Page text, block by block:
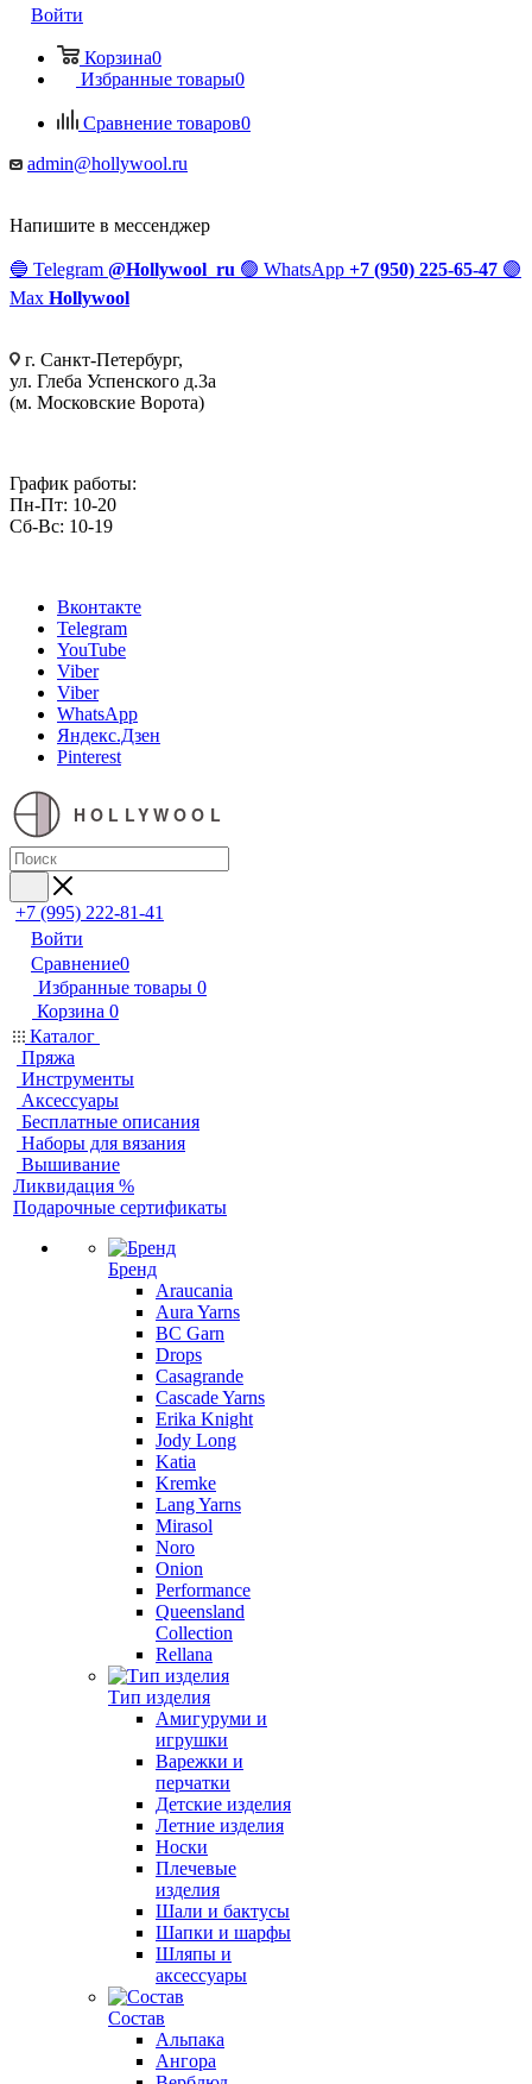
Войти
Корзина0
Избранные товары0
Сравнение товаров0
admin@hollywool.ru
Напишите в мессенджер
🔵 Telegram @Hollywool_ru 🟢 WhatsApp +7 (950) 225-65-47 🟣
Max Hollywool
г. Санкт-Петербург,
ул. Глеба Успенского д.3а
(м. Московские Ворота)
График работы:
Пн-Пт: 10-20
Сб-Вс: 10-19
Вконтакте
Telegram
YouTube
Viber
Viber
WhatsApp
Яндекс.Дзен
Pinterest
HOLLYWOOL
+7 (995) 222-81-41
Войти
Сравнение0
Избранные товары 0
Корзина 0
Каталог
Пряжа
Инструменты
Аксессуары
Бесплатные описания
Наборы для вязания
Вышивание
Ликвидация %
Подарочные сертификаты
Бренд
Araucania
Aura Yarns
BC Garn
Drops
Casagrande
Cascade Yarns
Erika Knight
Jody Long
Katia
Kremke
Lang Yarns
Mirasol
Noro
Onion
Performance
Queensland
Collection
Rellana
Тип изделия
Амигуруми и
игрушки
Варежки и
перчатки
Детские изделия
Летние изделия
Носки
Плечевые
изделия
Шали и бактусы
Шапки и шарфы
Шляпы и
аксессуары
Состав
Альпака
Ангора